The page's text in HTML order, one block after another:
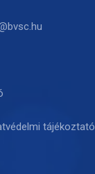
tájékoztató